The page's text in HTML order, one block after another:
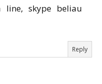
line, skype beliau
Reply